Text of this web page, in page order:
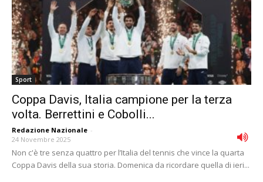
Sport
Coppa Davis, Italia campione per la terza
volta. Berrettini e Cobolli...
Redazione Nazionale -
24 Novembre 2025
Non c'è tre senza quattro per l’Italia del tennis che vince la quarta
Coppa Davis della sua storia. Domenica da ricordare quella di ieri...